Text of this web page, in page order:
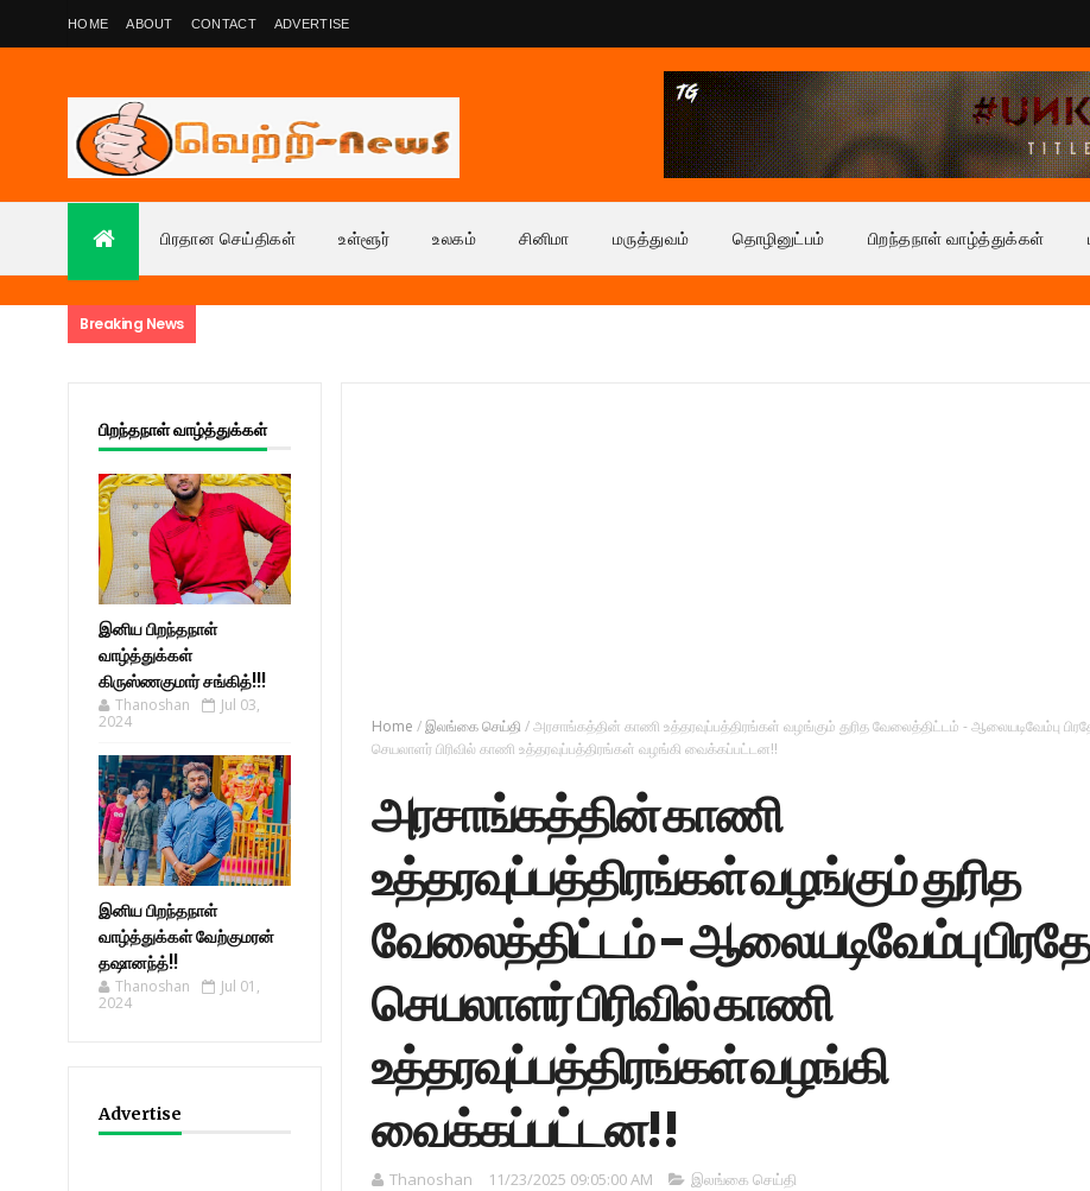
HOME ABOUT CONTACT ADVERTISE
பிரதான செய்திகள் உள்ளூர் உலகம் சினிமா மருத்துவம் தொழினுட்பம் பிறந்தநாள் வாழ்த்துக்கள்
Breaking News
பிறந்தநாள் வாழ்த்துக்கள்
இனிய பிறந்தநாள்
வாழ்த்துக்கள்
கிருஸ்ணகுமார் சங்கித்!!!
Thanoshan
Jul 03,
2024
இனிய பிறந்தநாள்
வாழ்த்துக்கள் வேற்குமரன்
தஷானந்த்!!
Thanoshan
Jul 01,
2024
Advertise
Home /இலங்கை செய்தி /அரசாங்கத்தின் காணி உத்தரவுப்பத்திரங்கள் வழங்கும் துரித வேலைத்திட்டம் - ஆலையடிவேம்பு
செயலாளர் பிரிவில் காணி உத்தரவுப்பத்திரங்கள் வழங்கி வைக்கப்பட்டன!!
அரசாங்கத்தின் காணி
உத்தரவுப்பத்திரங்கள் வழங்கும் துரித
வேலைத்திட்டம் - ஆலையடிவேம்பு
செயலாளர் பிரிவில் காணி
உத்தரவுப்பத்திரங்கள் வழங்கி
வைக்கப்பட்டன!!
Thanoshan 11/23/2025 09:05:00 AM இலங்கை செய்தி